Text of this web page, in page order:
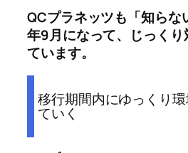
QCプラネッツも「知ら
年9月になって、じっくり
ています。
移行期間内にゆっくり
ていく